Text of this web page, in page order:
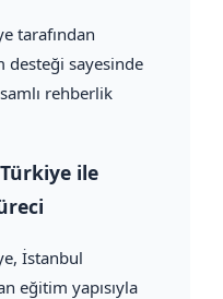
tarafından
sayesinde
rehberlik
ile
, İstanbul
eğitim yapısıyla